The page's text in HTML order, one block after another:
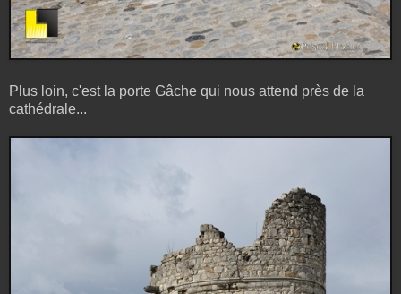
Plus loin, c'est la porte Gâche qui nous attend près de la
cathédrale...